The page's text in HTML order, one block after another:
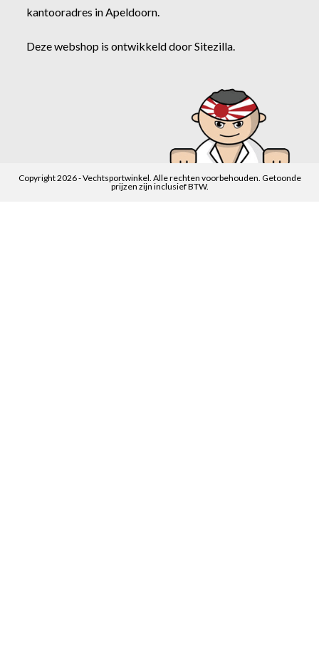
kantooradres in Apeldoorn.
Deze webshop is ontwikkeld doorSitezilla
Copyright 2026 - Vechtsportwinkel. Alle rechten voorbehouden. Getoonde
prijzen zijn inclusief BTW.